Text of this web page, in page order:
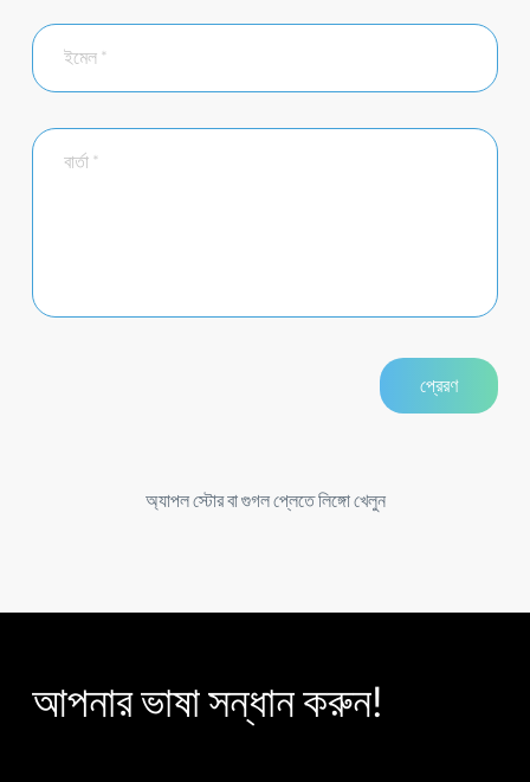
অ্যাপল স্টোর বা গুগল প্লেতে লিঙ্গো খেলুন
আপনার ভাষা সন্ধান করুন!